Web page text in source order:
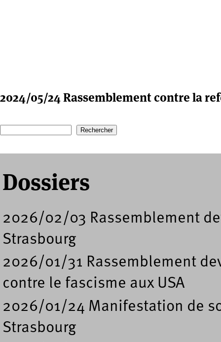
2024/05/24 Rassemblement contre la
Formulaire de recherche
Dossiers
2026/02/03 Rassemblement
Strasbourg
2026/01/31 Rassemblement
contre le fascisme aux USA
2026/01/24 Manifestation de
Strasbourg